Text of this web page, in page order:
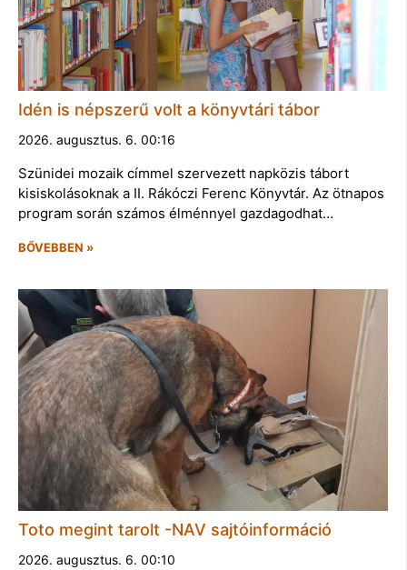
Idén is népszerű volt a könyvtári tábor
2026. augusztus. 6. 00:16
Szünidei mozaik címmel szervezett napközis tábort
kisiskolásoknak a II. Rákóczi Ferenc Könyvtár. Az ötnapos
program során számos élménnyel gazdagodhat…
BŐVEBBEN »
Toto megint tarolt -NAV sajtóinformáció
2026. augusztus. 6. 00:10